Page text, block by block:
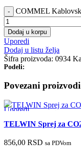
COMMEL
Dodaj u korpu
Uporedi
Dodaj u listu želja
Šifra proizvoda: 0934
Podeli:
Povezani proizvodi
Uporedi
Brzi pregled
TELWIN Sprej za
856,00 RSD sa PDVom